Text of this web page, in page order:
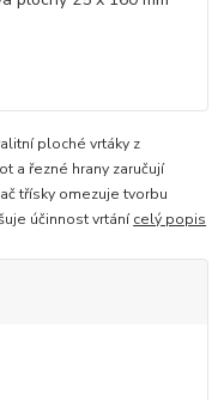
ploché vrtáky z
a řezné hrany zaručují
třísky omezuje tvorbu
účinnost vrtánícelý popis